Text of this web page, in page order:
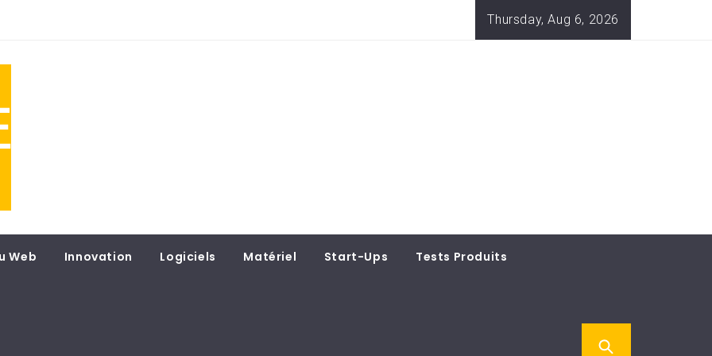
Thursday, Aug 6, 2026
Web Innovation Logiciels Matériel Start-Ups Tests Produits